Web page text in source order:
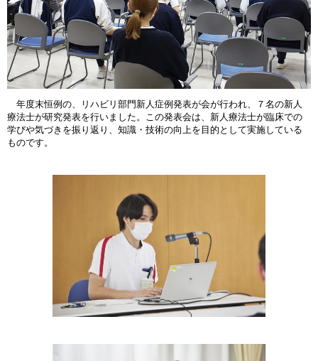
年度末恒例の、リハビリ部門新人症例発表が会が行われ、７名の新人
療法士が研究発表を行いました。この発表会は、新人療法士が臨床での
学びや気づきを振り返り、知識・技術の向上を目的として実施している
ものです。